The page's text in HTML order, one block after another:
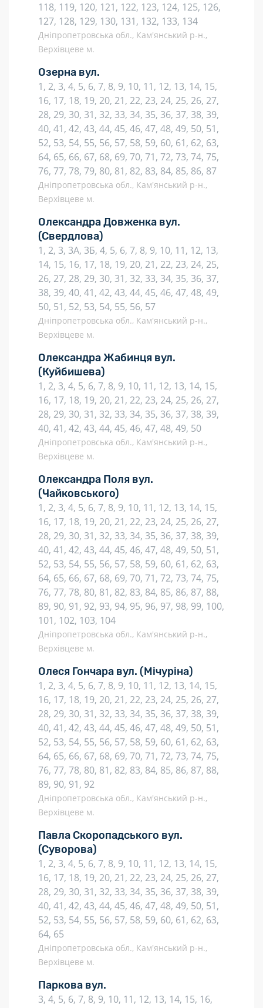
118, 119, 120, 121, 122, 123, 124, 125, 126,
127, 128, 129, 130, 131, 132, 133, 134
Дніпропетровська обл., Кам'янський р-н.,
Верхівцеве м.
Озерна вул.
1, 2, 3, 4, 5, 6, 7, 8, 9, 10, 11, 12, 13, 14, 15,
16, 17, 18, 19, 20, 21, 22, 23, 24, 25, 26, 27,
28, 29, 30, 31, 32, 33, 34, 35, 36, 37, 38, 39,
40, 41, 42, 43, 44, 45, 46, 47, 48, 49, 50, 51,
52, 53, 54, 55, 56, 57, 58, 59, 60, 61, 62, 63,
64, 65, 66, 67, 68, 69, 70, 71, 72, 73, 74, 75,
76, 77, 78, 79, 80, 81, 82, 83, 84, 85, 86, 87
Дніпропетровська обл., Кам'янський р-н.,
Верхівцеве м.
Олександра Довженка вул.
(Свердлова)
1, 2, 3, 3А, 3Б, 4, 5, 6, 7, 8, 9, 10, 11, 12, 13,
14, 15, 16, 17, 18, 19, 20, 21, 22, 23, 24, 25,
26, 27, 28, 29, 30, 31, 32, 33, 34, 35, 36, 37,
38, 39, 40, 41, 42, 43, 44, 45, 46, 47, 48, 49,
50, 51, 52, 53, 54, 55, 56, 57
Дніпропетровська обл., Кам'янський р-н.,
Верхівцеве м.
Олександра Жабинця вул.
(Куйбишева)
1, 2, 3, 4, 5, 6, 7, 8, 9, 10, 11, 12, 13, 14, 15,
16, 17, 18, 19, 20, 21, 22, 23, 24, 25, 26, 27,
28, 29, 30, 31, 32, 33, 34, 35, 36, 37, 38, 39,
40, 41, 42, 43, 44, 45, 46, 47, 48, 49, 50
Дніпропетровська обл., Кам'янський р-н.,
Верхівцеве м.
Олександра Поля вул.
(Чайковського)
1, 2, 3, 4, 5, 6, 7, 8, 9, 10, 11, 12, 13, 14, 15,
16, 17, 18, 19, 20, 21, 22, 23, 24, 25, 26, 27,
28, 29, 30, 31, 32, 33, 34, 35, 36, 37, 38, 39,
40, 41, 42, 43, 44, 45, 46, 47, 48, 49, 50, 51,
52, 53, 54, 55, 56, 57, 58, 59, 60, 61, 62, 63,
64, 65, 66, 67, 68, 69, 70, 71, 72, 73, 74, 75,
76, 77, 78, 80, 81, 82, 83, 84, 85, 86, 87, 88,
89, 90, 91, 92, 93, 94, 95, 96, 97, 98, 99, 100,
101, 102, 103, 104
Дніпропетровська обл., Кам'янський р-н.,
Верхівцеве м.
Олеся Гончара вул. (Мічуріна)
1, 2, 3, 4, 5, 6, 7, 8, 9, 10, 11, 12, 13, 14, 15,
16, 17, 18, 19, 20, 21, 22, 23, 24, 25, 26, 27,
28, 29, 30, 31, 32, 33, 34, 35, 36, 37, 38, 39,
40, 41, 42, 43, 44, 45, 46, 47, 48, 49, 50, 51,
52, 53, 54, 55, 56, 57, 58, 59, 60, 61, 62, 63,
64, 65, 66, 67, 68, 69, 70, 71, 72, 73, 74, 75,
76, 77, 78, 80, 81, 82, 83, 84, 85, 86, 87, 88,
89, 90, 91, 92
Дніпропетровська обл., Кам'янський р-н.,
Верхівцеве м.
Павла Скоропадського вул.
(Суворова)
1, 2, 3, 4, 5, 6, 7, 8, 9, 10, 11, 12, 13, 14, 15,
16, 17, 18, 19, 20, 21, 22, 23, 24, 25, 26, 27,
28, 29, 30, 31, 32, 33, 34, 35, 36, 37, 38, 39,
40, 41, 42, 43, 44, 45, 46, 47, 48, 49, 50, 51,
52, 53, 54, 55, 56, 57, 58, 59, 60, 61, 62, 63,
64, 65
Дніпропетровська обл., Кам'янський р-н.,
Верхівцеве м.
Паркова вул.
3, 4, 5, 6, 7, 8, 9, 10, 11, 12, 13, 14, 15, 16,